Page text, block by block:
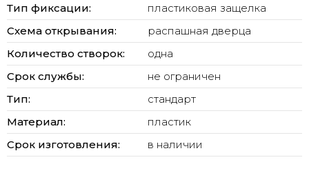
Тип фиксации:
пластиковая защелка
Схема открывания:
распашная дверца
Количество створок:
одна
Срок службы:
не ограничен
Тип:
стандарт
Материал:
пластик
Срок изготовления:
в наличии